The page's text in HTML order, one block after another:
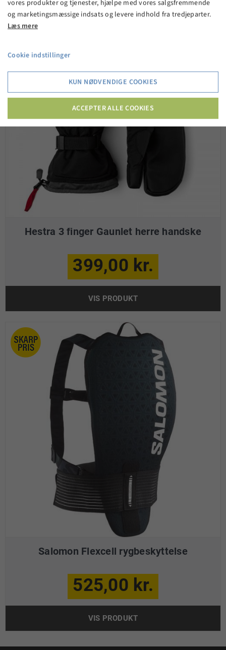
Hestra 3 finger Gaunlet herre handske
399,00 kr.
VIS PRODUKT
Salomon Flexcell rygbeskyttelse
525,00 kr.
VIS PRODUKT
vores produkter og tjenester, hjælpe med vores salgsfremmende
og marketingsmæssige indsats og levere indhold fra tredjeparter.
Læs mere
Cookie indstillinger
KUN NØDVENDIGE COOKIES
ACCEPTER ALLE COOKIES